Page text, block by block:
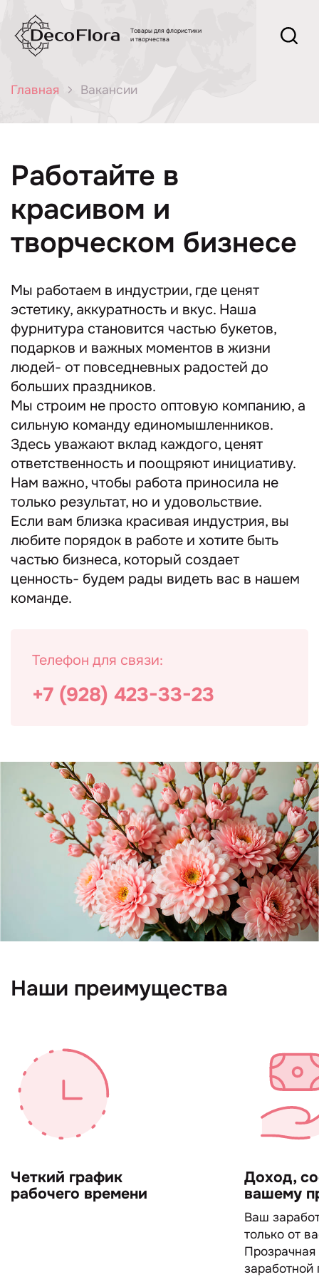
Товары для флористики
и творчества
Главная Вакансии
Работайте в
красивом и
творческом бизнесе
Мы работаем в индустрии, где ценят
эстетику, аккуратность и вкус. Наша
фурнитура становится частью букетов,
подарков и важных моментов в жизни
людей- от повседневных радостей до
больших праздников.
Мы строим не просто оптовую компанию, а
сильную команду единомышленников.
Здесь уважают вклад каждого, ценят
ответственность и поощряют инициативу.
Нам важно, чтобы работа приносила не
только результат, но и удовольствие.
Если вам близка красивая индустрия, вы
любите порядок в работе и хотите быть
частью бизнеса, который создает
ценность- будем рады видеть вас в нашем
команде.
Телефон для связи:
+7 (928) 423-33-23
Наши преимущества
Четкий график
рабочего времени
Доход,
вашему
Ваш
только от
заработной